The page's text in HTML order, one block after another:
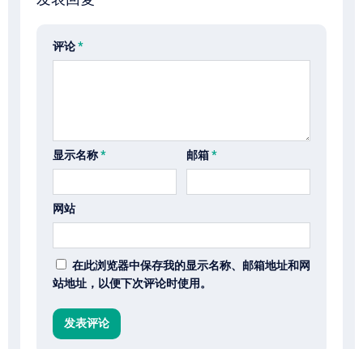
评论*
显示名称* 邮箱*
网站
在此浏览器中保存我的显示名称、邮箱地址和网
站地址，以便下次评论时使用。